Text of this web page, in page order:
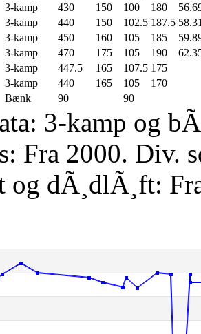
3-kamp 430 150 100 180
3-kamp 440 150 102.5 187.5
3-kamp 450 160 105 185
3-kamp 470 175 105 190
3-kamp 447.5 165 107.5 175
3-kamp 440 165 105
170
Bænk 90 90
3-kamp og
Fra 2000. Div.
og dÃ¸dlÃ¸ft: